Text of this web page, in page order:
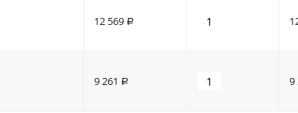
12 569 Р
9 261 Р 9